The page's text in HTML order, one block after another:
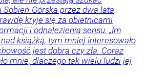
Górska przez dwa lata
kryje się za obietnicami
i odnalezienia sensu. „Im
książką, tym mniej interesowało
jest dobra czy zła. Coraz
mnie, dlaczego tak wielu ludzi jej